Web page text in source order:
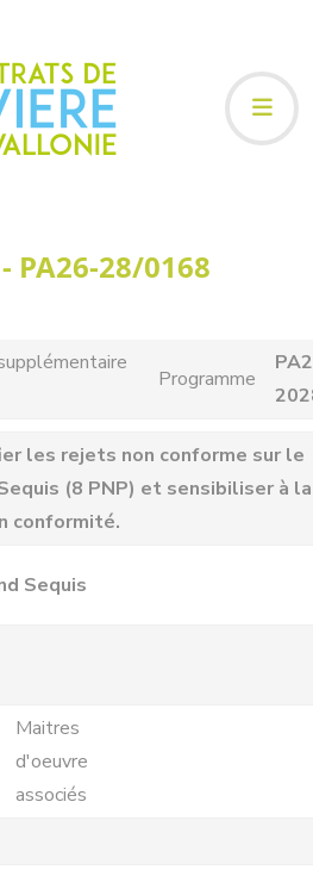
PA26-28/0168
Programme
les rejets non conforme sur le
(8 PNP) et sensibiliser à la
conformité.
Sequis
Maitres
d'oeuvre
associés